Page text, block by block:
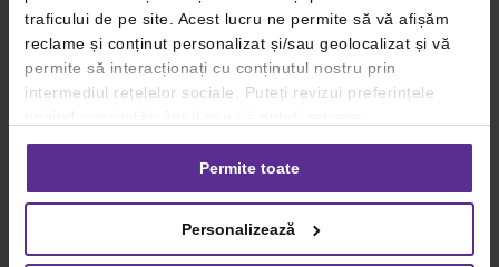
traficului de pe site. Acest lucru ne permite să vă afișăm
reclame și conținut personalizat și/sau geolocalizat și vă
permite să interacționați cu conținutul nostru prin
intermediul rețelelor sociale. Puteți revizui preferințele
consimțământul oricând, făcând click pe linkul către
setările dvs. de cookie-uri.
privind utilizarea modulelor cookie.Detalii
Permite toate
Personalizează